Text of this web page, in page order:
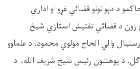
د دېوانونو قضائي غړو او اداري
زون د قضائي تفتيش استازي شیخ
والي الحاج مولوي محمود، د علماوو
د پوهنتون رئیس شیخ شریف الله، د